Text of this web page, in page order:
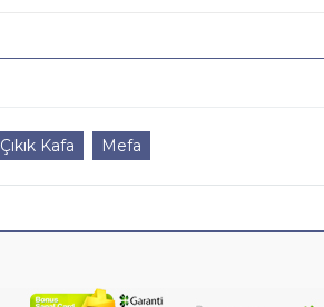
Çıkık Kafa Mefa